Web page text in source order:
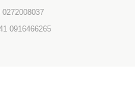
0272008037
0916466265